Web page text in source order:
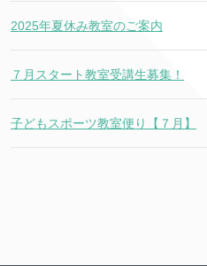
2025年夏休み教室のご案内
７月スタート教室受講生募集！
子どもスポーツ教室便り【７月】